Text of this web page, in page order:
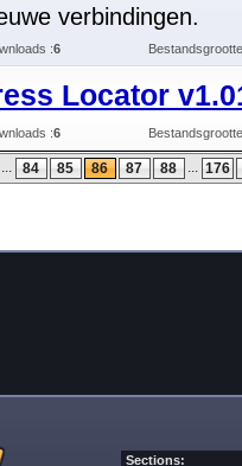
verbindingen.
:6
Locator
:6
... 84 85 86 87 88 ... 176
Sections: